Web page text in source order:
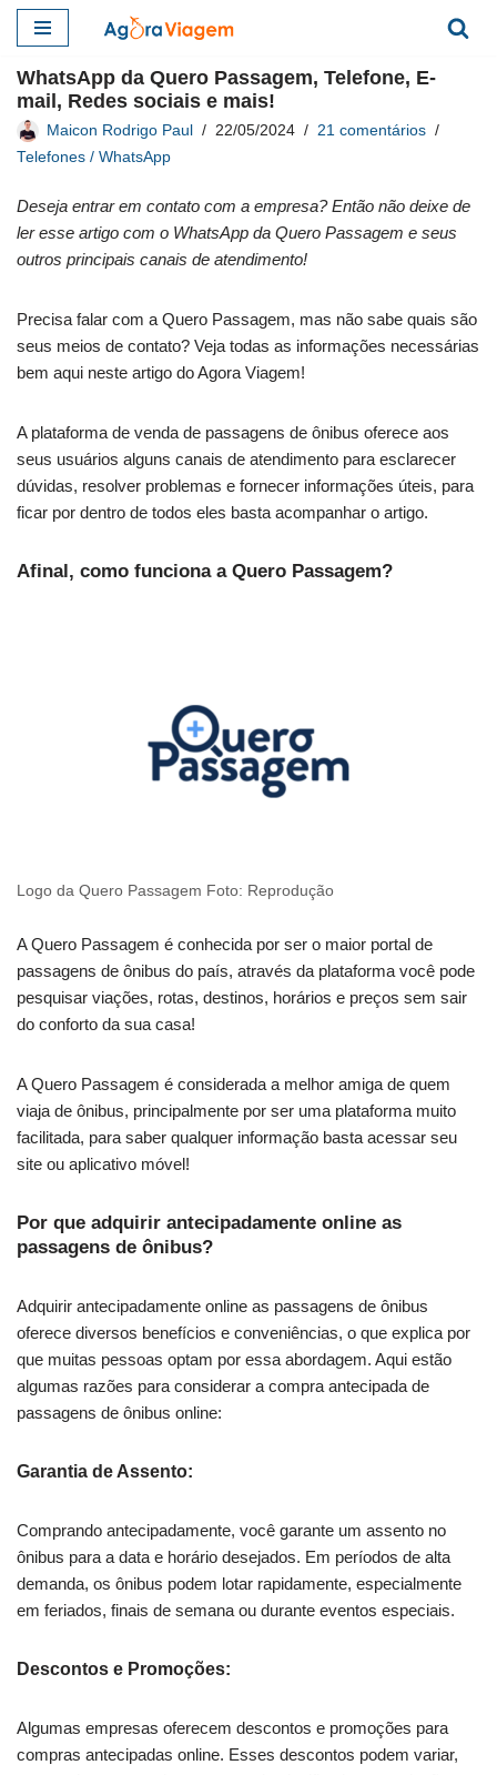
para
o
conteúdo
WhatsApp da Quero Passagem, Telefone, E-
mail, Redes sociais e mais!
Maicon Rodrigo Paul 22/05/2024
21 comentários
Telefones / WhatsApp
Deseja entrar em contato com a empresa? Então não deixe de
ler esse artigo com o WhatsApp da Quero Passagem e seus
outros principais canais de atendimento!
Precisa falar com a Quero Passagem, mas não sabe quais são
seus meios de contato? Veja todas as informações necessárias
bem aqui neste artigo do Agora Viagem!
A plataforma de venda de passagens de ônibus oferece aos
seus usuários alguns canais de atendimento para esclarecer
dúvidas, resolver problemas e fornecer informações úteis, para
ficar por dentro de todos eles basta acompanhar o artigo.
Afinal, como funciona a Quero Passagem?
Logo da Quero Passagem Foto: Reprodução
A Quero Passagem é conhecida por ser o maior portal de
passagens de ônibus do país, através da plataforma você pode
pesquisar viações, rotas, destinos, horários e preços sem sair
do conforto da sua casa!
A Quero Passagem é considerada a melhor amiga de quem
viaja de ônibus, principalmente por ser uma plataforma muito
facilitada, para saber qualquer informação basta acessar seu
site ou aplicativo móvel!
Por que adquirir antecipadamente online as
passagens de ônibus?
Adquirir antecipadamente online as passagens de ônibus
oferece diversos benefícios e conveniências, o que explica por
que muitas pessoas optam por essa abordagem. Aqui estão
algumas razões para considerar a compra antecipada de
passagens de ônibus online:
Garantia de Assento:
Comprando antecipadamente, você garante um assento no
ônibus para a data e horário desejados. Em períodos de alta
demanda, os ônibus podem lotar rapidamente, especialmente
em feriados, finais de semana ou durante eventos especiais.
Descontos e Promoções:
Algumas empresas oferecem descontos e promoções para
compras antecipadas online. Esses descontos podem variar,